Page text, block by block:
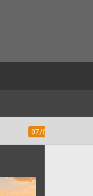
“ Η Παρέα του